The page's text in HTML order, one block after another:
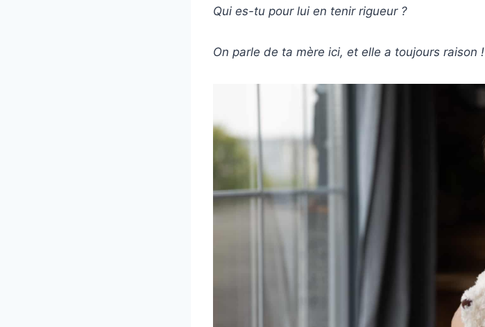
Qui es-tu pour lui en tenir rigueur ?
On parle de ta mère ici, et elle a toujours raison !